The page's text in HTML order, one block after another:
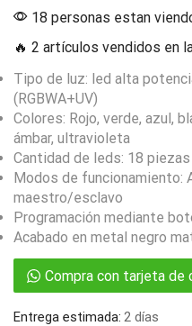
18 personas estan
🔥 2 artículos vendidos en
Tipo de luz: led alta
(RGBWA+UV)
Colores: Rojo, verde, azul,
ámbar, ultravioleta
Cantidad de leds: 18 piezas
Modos de funcionamiento:
maestro/esclavo
Programación mediante
Acabado en metal negro
Compra con tarjeta de
Entrega estimada: 2 días